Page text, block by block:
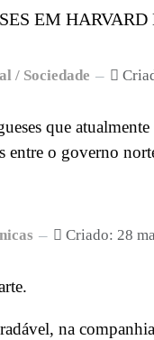
EM
/ Sociedade
que
entre o governo
Criado: 28
na